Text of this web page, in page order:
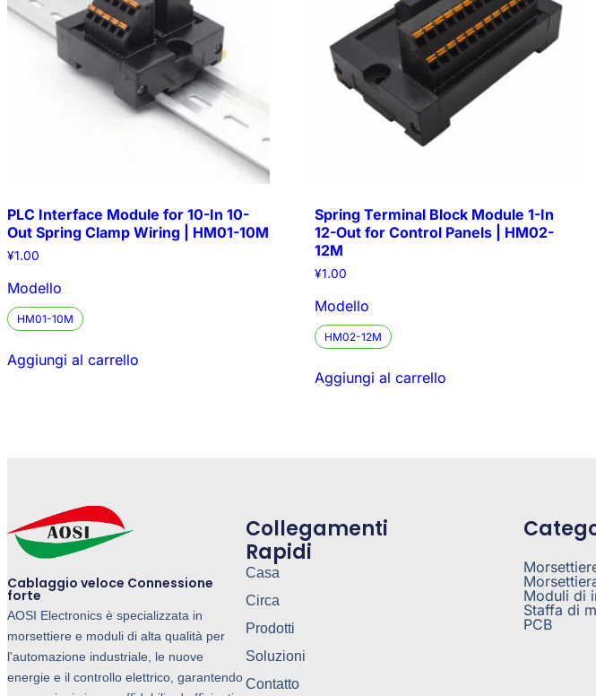
PLC Interface Module for 10-In 10-
Out Spring Clamp Wiring | HM01-10M
¥1.00
Modello
HM01-10M
Aggiungi al carrello
Spring Terminal Block Module 1-In
12-Out for Control Panels | HM02-
12M
¥1.00
Modello
HM02-12M
Aggiungi al carrello
Cablaggio veloce Connessione
forte
AOSI Electronics è specializzata in
morsettiere e moduli di alta qualità per
l'automazione industriale, le nuove
energie e il controllo elettrico, garantendo
Collegamenti
Rapidi
Casa
Circa
Prodotti
Soluzioni
Contatto
Moduli di
Staffa di
PCB